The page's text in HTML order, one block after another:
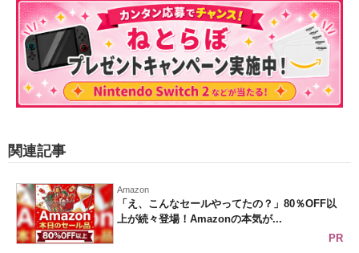
関連記事
Amazon
「え、こんなセールやってたの？」80％OFF以
上が続々登場！Amazonの本気が...
PR